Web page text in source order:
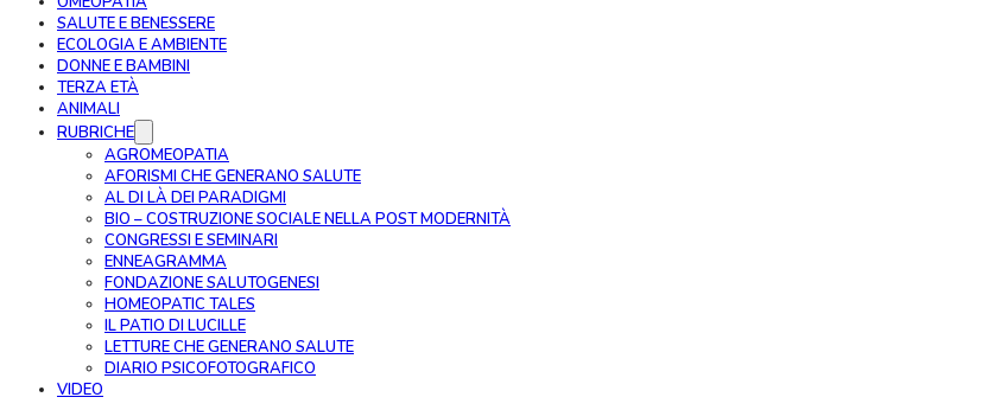
SALUTE E BENESSERE
ECOLOGIA E AMBIENTE
DONNE E BAMBINI
TERZA ETÀ
ANIMALI
RUBRICHE
AGROMEOPATIA
AFORISMI CHE GENERANO SALUTE
AL DI LÀ DEI PARADIGMI
BIO – COSTRUZIONE SOCIALE NELLA POST MODERNITÀ
CONGRESSI E SEMINARI
ENNEAGRAMMA
FONDAZIONE SALUTOGENESI
HOMEOPATIC TALES
IL PATIO DI LUCILLE
LETTURE CHE GENERANO SALUTE
DIARIO PSICOFOTOGRAFICO
VIDEO